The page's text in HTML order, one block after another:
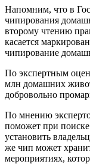
Напомним, что в
чипирования
второму чтению
касается
чипирование
По экспертным
млн домашних
добровольно
По мнению
поможет при
установить
же чип может
мероприятиях,